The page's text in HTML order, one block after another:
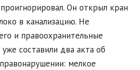
Он открыл кран
в канализацию. Не
и правоохранительные
составили два акта об
мелкое